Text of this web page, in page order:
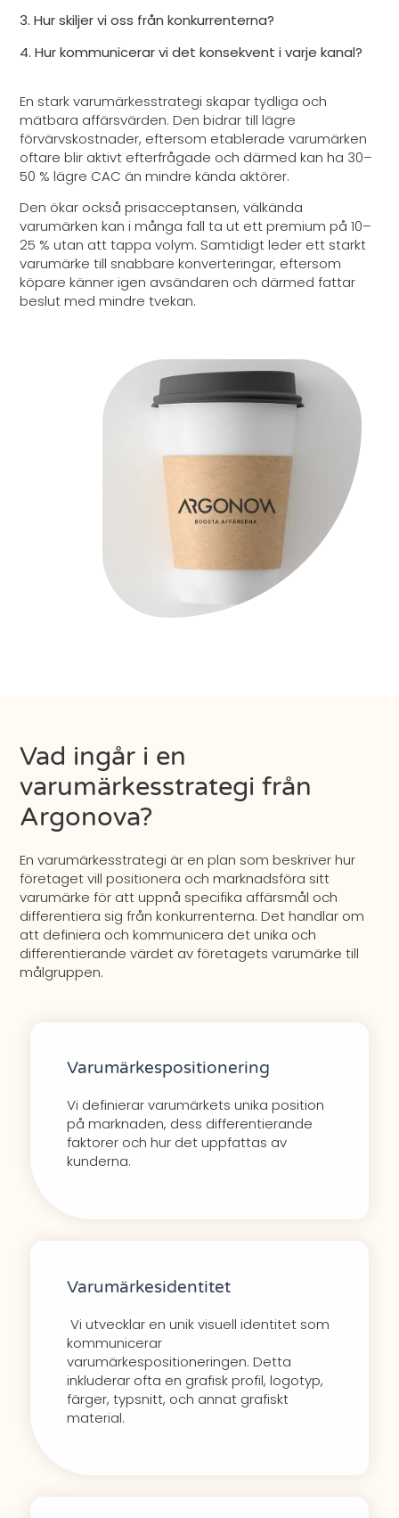
3. Hur skiljer vi oss från konkurrenterna?
4. Hur kommunicerar vi det konsekvent i varje kanal?
En stark varumärkesstrategi skapar tydliga och
mätbara affärsvärden. Den bidrar till lägre
förvärvskostnader, eftersom etablerade varumärken
oftare blir aktivt efterfrågade och därmed kan ha 30–
50 % lägre CAC än mindre kända aktörer.
Den ökar också prisacceptansen, välkända
varumärken kan i många fall ta ut ett premium på 10–
25 % utan att tappa volym. Samtidigt leder ett starkt
varumärke till snabbare konverteringar, eftersom
köpare känner igen avsändaren och därmed fattar
beslut med mindre tvekan.
Vad ingår i en
varumärkesstrategi från
Argonova?
En varumärkesstrategi är en plan som beskriver hur
företaget vill positionera och marknadsföra sitt
varumärke för att uppnå specifika affärsmål och
differentiera sig från konkurrenterna. Det handlar om
att definiera och kommunicera det unika och
differentierande värdet av företagets varumärke till
målgruppen.
Varumärkespositionering
Vi definierar varumärkets unika position
på marknaden, dess differentierande
faktorer och hur det uppfattas av
kunderna.
Varumärkesidentitet
Vi utvecklar en unik visuell identitet som
kommunicerar
varumärkespositioneringen. Detta
inkluderar ofta en grafisk profil, logotyp,
färger, typsnitt, och annat grafiskt
material.